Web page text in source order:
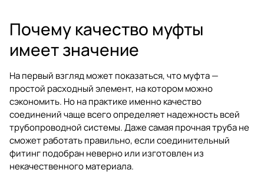
Почему качество муфты
имеет значение
На первый взгляд может показаться, что муфта —
простой расходный элемент, на котором можно
сэкономить. Но на практике именно качество
соединений чаще всего определяет надежность всей
трубопроводной системы. Даже самая прочная труба не
сможет работать правильно, если соединительный
фитинг подобран неверно или изготовлен из
некачественного материала.